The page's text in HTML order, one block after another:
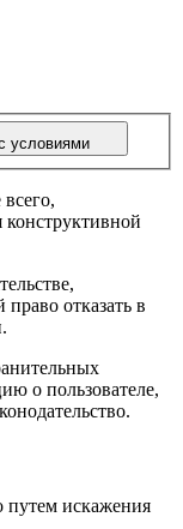
условиями
отказать в
о пользователе,
путем искажения